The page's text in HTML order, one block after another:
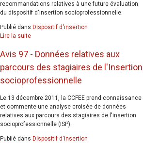
recommandations relatives à une future évaluation
du dispositif d'insertion socioprofessionnelle.
Publié dans Dispositif d'insertion
Lire la suite
Avis 97 - Données relatives aux
parcours des stagiaires de l'Insertion
socioprofessionnelle
Le 13 décembre 2011, la CCFEE prend connaissance
et commente une analyse croisée de données
relatives aux parcours des stagiaires de l'insertion
socioprofessionnelle (ISP).
Publié dans Dispositif d'insertion